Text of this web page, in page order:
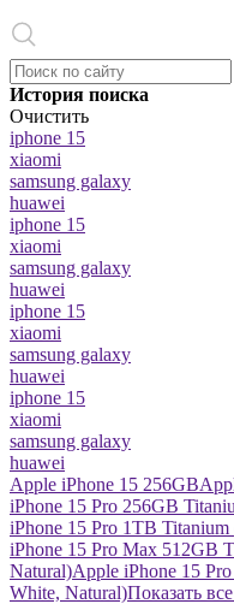
История поиска
Очистить
iphone 15
xiaomi
samsung galaxy
huawei
iphone 15
xiaomi
samsung galaxy
huawei
iphone 15
xiaomi
samsung galaxy
huawei
iphone 15
xiaomi
samsung galaxy
huawei
Apple iPhone 15 256GB
iPhone 15 Pro 256GB
iPhone 15 Pro 1TB
iPhone 15 Pro Max 512GB
Natural)Apple iPhone 15
White, Natural)Показать